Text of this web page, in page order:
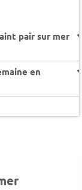
pair sur mer
en